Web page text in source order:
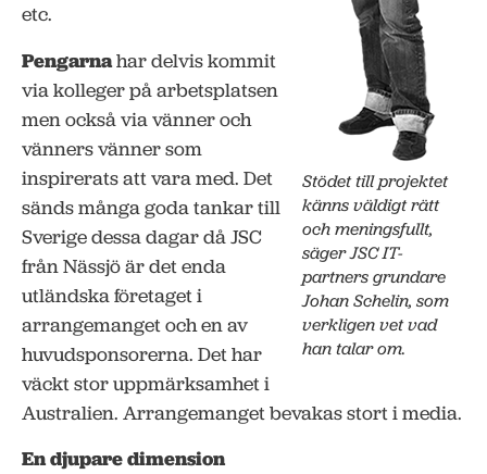
Stödet till projektet
känns väldigt rätt
och meningsfullt,
säger JSC IT-
partners grundare
Johan Schelin, som
verkligen vet vad
han talar om.
etc.
Pengarnahar delvis kommit
via kolleger på arbetsplatsen
men också via vänner och
vänners vänner som
inspirerats att vara med. Det
sänds många goda tankar till
Sverige dessa dagar då JSC
från Nässjö är det enda
utländska företaget i
arrangemanget och en av
huvudsponsorerna. Det har
väckt stor uppmärksamhet i
Australien. Arrangemanget bevakas stort i media.
En djupare dimension